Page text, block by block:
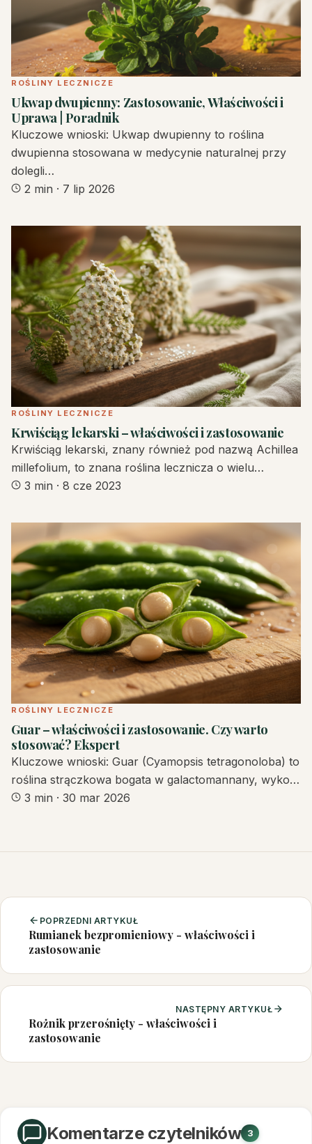
ROŚLINY LECZNICZE
Ukwap dwupienny: Zastosowanie, Właściwości i
Uprawa | Poradnik
Kluczowe wnioski: Ukwap dwupienny to roślina
dwupienna stosowana w medycynie naturalnej przy
dolegli…
2 min · 7 lip 2026
ROŚLINY LECZNICZE
Krwiściąg lekarski – właściwości i zastosowanie
Krwiściąg lekarski, znany również pod nazwą Achillea
millefolium, to znana roślina lecznicza o wielu…
3 min · 8 cze 2023
ROŚLINY LECZNICZE
Guar – właściwości i zastosowanie. Czy warto
stosować? Ekspert
Kluczowe wnioski: Guar (Cyamopsis tetragonoloba) to
roślina strączkowa bogata w galactomannany, wyko…
3 min · 30 mar 2026
POPRZEDNI ARTYKUŁ
Rumianek bezpromieniowy - właściwości i
zastosowanie
NASTĘPNY ARTYKUŁ
Rożnik przerośnięty - właściwości i
zastosowanie
Komentarze czytelników 3